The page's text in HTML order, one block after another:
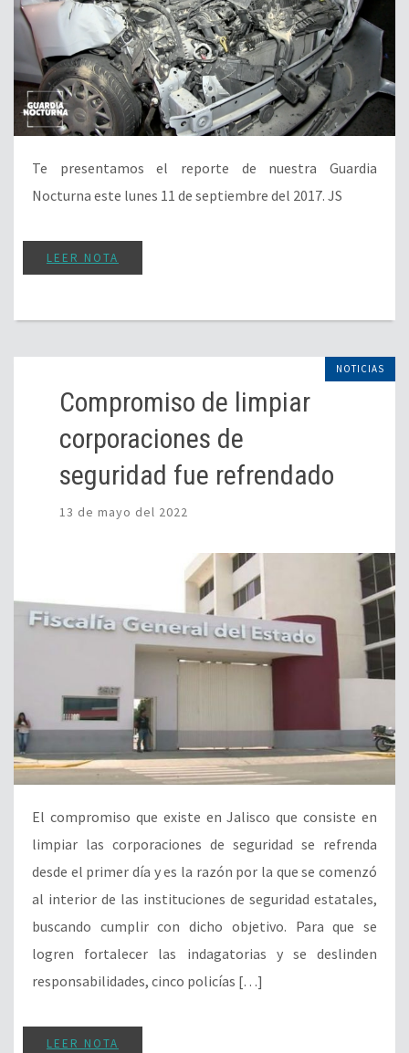
Te presentamos el reporte de nuestra Guardia
Nocturna este lunes 11 de septiembre del 2017. JS
LEER NOTA
NOTICIAS
Compromiso de limpiar
corporaciones de
seguridad fue refrendado
13 de mayo del 2022
El compromiso que existe en Jalisco que consiste en
limpiar las corporaciones de seguridad se refrenda
desde el primer día y es la razón por la que se comenzó
al interior de las instituciones de seguridad estatales,
buscando cumplir con dicho objetivo. Para que se
logren fortalecer las indagatorias y se deslinden
responsabilidades, cinco policías […]
LEER NOTA